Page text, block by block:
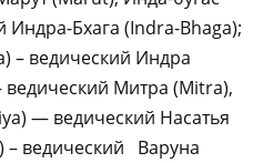
Индра-Бхага (Indra-Bhaga);
– ведический Индра
Митра (Mitra),
— ведический Насатья
– ведический Варуна